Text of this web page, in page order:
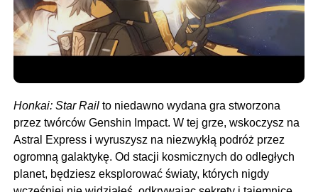
Honkai: Star Railto niedawno wydana gra stworzona
przez twórców Genshin Impact. W tej grze, wskoczysz na
Astral Express i wyruszysz na niezwykłą podróż przez
ogromną galaktykę. Od stacji kosmicznych do odległych
planet, będziesz eksplorować światy, których nigdy